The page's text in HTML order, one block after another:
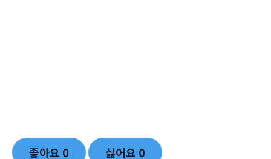
좋아요 0 싫어요 0